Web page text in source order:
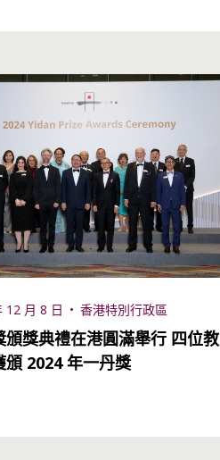
12 月 8 日 香港特別行政區
頒獎典禮在港圓滿舉行 四位教
頒 2024 年一丹獎